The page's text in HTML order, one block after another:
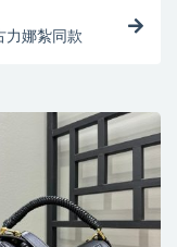
力娜紮同款